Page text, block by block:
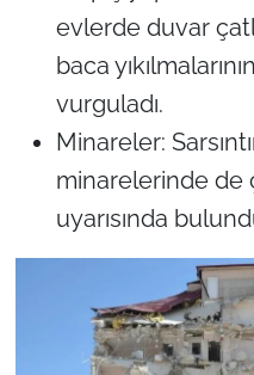
evlerde duvar
baca
vurguladı.
Minareler:
minarelerinde de
uyarısında